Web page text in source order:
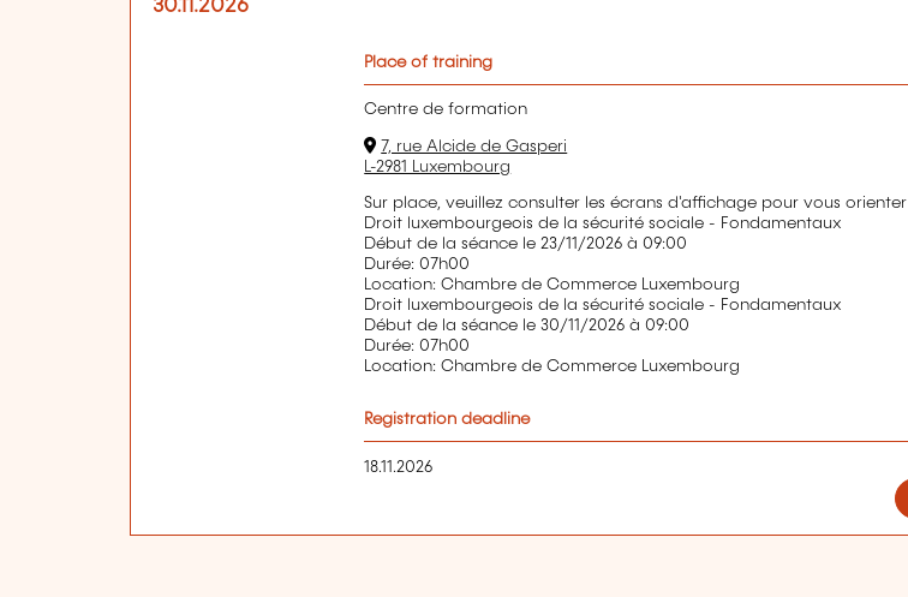
30.11.2026
Place of training
Centre de formation
7, rue Alcide de Gasperi
L-2981 Luxembourg
Sur place, veuillez consulter les écrans d'affichage pour vous orienter
Droit luxembourgeois de la sécurité sociale - Fondamentaux
Début de la séance le 23/11/2026 à 09:00
Durée: 07h00
Location: Chambre de Commerce Luxembourg
Droit luxembourgeois de la sécurité sociale - Fondamentaux
Début de la séance le 30/11/2026 à 09:00
Durée: 07h00
Location: Chambre de Commerce Luxembourg
Registration deadline
18.11.2026